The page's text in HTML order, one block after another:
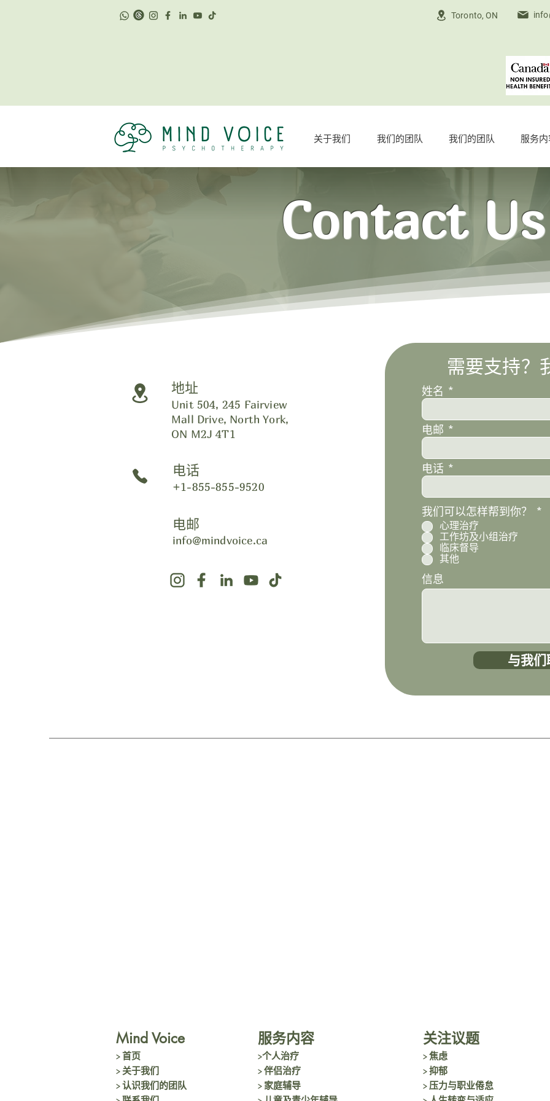
Toronto, ON
关于我们 我们的团队 我们的团队 服务
Contact Us
地址
Unit 504, 245 Fairview
Mall Drive, North York,
ON M2J 4T1
电话
+1-855-855-9520
电邮
info@mindvoice.ca
需要支持？
姓名
电邮
电话
我们可以怎样帮到你？ *
d
心理治疗
工作坊及小组治疗
临床督导
其他
信息
与我们
Mind Voice 服务内容 关注议题
> 焦虑
> 抑郁
> 压力与职业倦怠
>个人治疗
> 伴侣治疗
> 家庭辅导
> 首页
> 关于我们
> 认识我们的团队